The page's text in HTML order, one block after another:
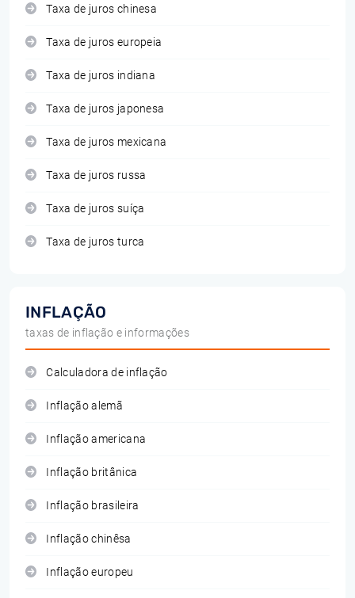
Taxa de juros chinesa
Taxa de juros europeia
Taxa de juros indiana
Taxa de juros japonesa
Taxa de juros mexicana
Taxa de juros russa
Taxa de juros suíça
Taxa de juros turca
INFLAÇÃO
taxas de inflação e informações
Calculadora de inflação
Inflação alemã
Inflação americana
Inflação britânica
Inflação brasileira
Inflação chinêsa
Inflação europeu